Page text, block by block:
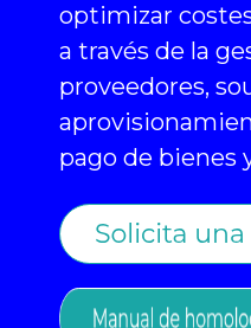
optimizar
a través de la
proveedores,
pago de bienes